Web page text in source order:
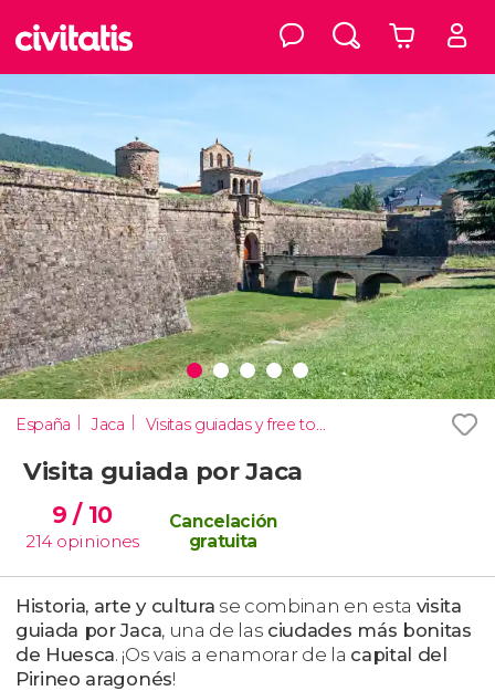
España Jaca Visitas guiadas y free tours
Visita guiada por Jaca
9/ 10
214 opiniones
Cancelación
gratuita
Historia, arte y cultura se combinan en esta visita
guiada por Jaca, una de las ciudades más bonitas
de Huesca. ¡Os vais a enamorar de la capital del
Pirineo aragonés!